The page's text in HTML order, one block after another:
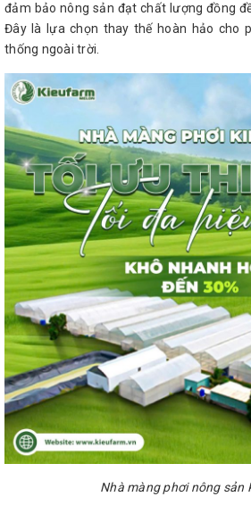
đảm bảo nông sản đạt chất lượng đồng
Đây là lựa chọn thay thế hoàn hảo cho
thống ngoài trời.
Nhà màng phơi nông sản